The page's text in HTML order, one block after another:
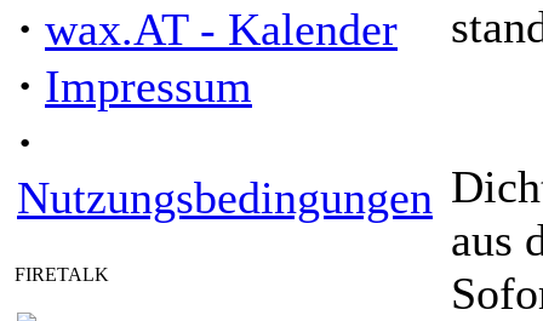
· wax.AT - Kalender
· Impressum
·
Nutzungsbedingungen
FIRETALK
aus